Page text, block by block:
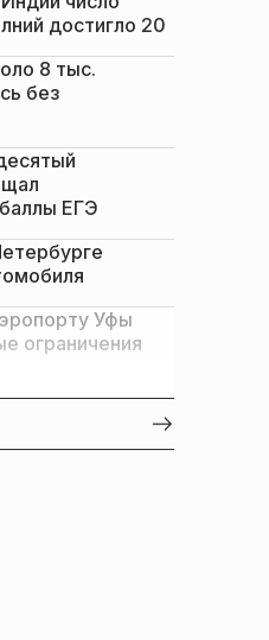
достигло 20
8 тыс.
без
ЕГЭ
Уфы
ограничения